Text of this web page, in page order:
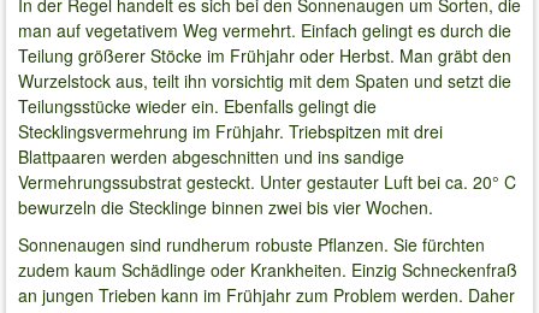
man auf vegetativem Weg vermehrt. Einfach gelingt es durch die
Teilung größerer Stöcke im Frühjahr oder Herbst. Man gräbt den
Wurzelstock aus, teilt ihn vorsichtig mit dem Spaten und setzt die
Teilungsstücke wieder ein. Ebenfalls gelingt die
Stecklingsvermehrung im Frühjahr. Triebspitzen mit drei
Blattpaaren werden abgeschnitten und ins sandige
Vermehrungssubstrat gesteckt. Unter gestauter Luft bei ca. 20° C
bewurzeln die Stecklinge binnen zwei bis vier Wochen.
Sonnenaugen sind rundherum robuste Pflanzen. Sie fürchten
zudem kaum Schädlinge oder Krankheiten. Einzig Schneckenfraß
an jungen Trieben kann im Frühjahr zum Problem werden. Daher